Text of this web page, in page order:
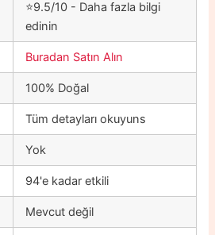
⭐9.5/10 - Daha fazla bilgi
edinin
Buradan Satın Alın
100% Doğal
Tüm detayları okuyuns
Yok
94'e kadar etkili
Mevcut değil